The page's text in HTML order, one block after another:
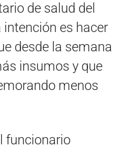
de salud del
es hacer
desde la semana
insumos y que
menos
funcionario